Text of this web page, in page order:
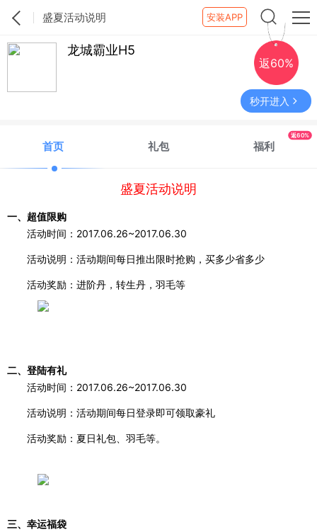
盛夏活动说明 安装APP
龙城霸业H5
返60%
秒开进入
首页 礼包 福利
返60%
盛夏活动说明
一、超值限购
活动时间： 2017.06.26~2017.06.30
活动说明：活动期间每日推出限时抢购，买多少省多少
活动奖励：进阶丹，转生丹，羽毛等
二、登陆有礼
活动时间： 2017.06.26~2017.06.30
活动说明：活动期间每日登录即可领取豪礼
活动奖励：夏日礼包、羽毛等。
三、幸运福袋